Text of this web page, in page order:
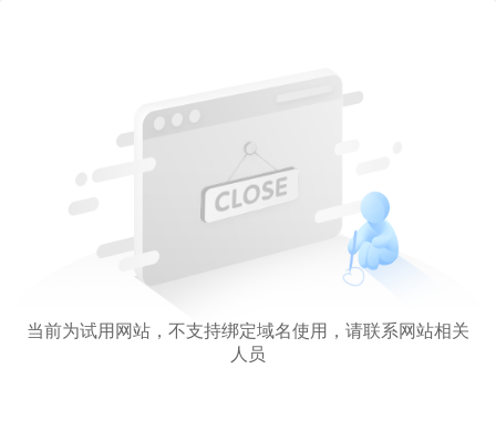
当前为试用网站，不支持绑定域名使用，请联系网站相关
人员